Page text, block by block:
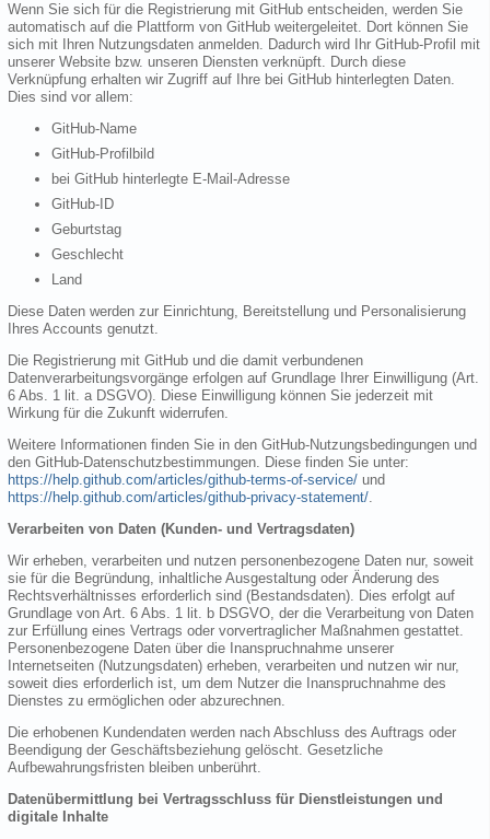
Wenn Sie sich für die Registrierung mit GitHub entscheiden, werden Sie
automatisch auf die Plattform von GitHub weitergeleitet. Dort können Sie
sich mit Ihren Nutzungsdaten anmelden. Dadurch wird Ihr GitHub-Profil mit
unserer Website bzw. unseren Diensten verknüpft. Durch diese
Verknüpfung erhalten wir Zugriff auf Ihre bei GitHub hinterlegten Daten.
Dies sind vor allem:
GitHub-Name
GitHub-Profilbild
bei GitHub hinterlegte E-Mail-Adresse
GitHub-ID
Geburtstag
Geschlecht
Land
Diese Daten werden zur Einrichtung, Bereitstellung und Personalisierung
Ihres Accounts genutzt.
Die Registrierung mit GitHub und die damit verbundenen
Datenverarbeitungsvorgänge erfolgen auf Grundlage Ihrer Einwilligung (Art.
6 Abs. 1 lit. a DSGVO). Diese Einwilligung können Sie jederzeit mit
Wirkung für die Zukunft widerrufen.
Weitere Informationen finden Sie in den GitHub-Nutzungsbedingungen und
den GitHub-Datenschutzbestimmungen. Diese finden Sie unter:
https://help.github.com/articles/github-terms-of-service/ und
https://help.github.com/articles/github-privacy-statement/.
Verarbeiten von Daten (Kunden- und Vertragsdaten)
Wir erheben, verarbeiten und nutzen personenbezogene Daten nur, soweit
sie für die Begründung, inhaltliche Ausgestaltung oder Änderung des
Rechtsverhältnisses erforderlich sind (Bestandsdaten). Dies erfolgt auf
Grundlage von Art. 6 Abs. 1 lit. b DSGVO, der die Verarbeitung von Daten
zur Erfüllung eines Vertrags oder vorvertraglicher Maßnahmen gestattet.
Personenbezogene Daten über die Inanspruchnahme unserer
Internetseiten (Nutzungsdaten) erheben, verarbeiten und nutzen wir nur,
soweit dies erforderlich ist, um dem Nutzer die Inanspruchnahme des
Dienstes zu ermöglichen oder abzurechnen.
Die erhobenen Kundendaten werden nach Abschluss des Auftrags oder
Beendigung der Geschäftsbeziehung gelöscht. Gesetzliche
Aufbewahrungsfristen bleiben unberührt.
Datenübermittlung bei Vertragsschluss für Dienstleistungen und
digitale Inhalte